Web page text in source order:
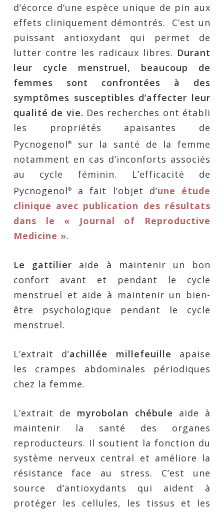
d’écorce d’une espèce unique de pin aux
effets cliniquement démontrés. C’est un
puissant antioxydant qui permet de
lutter contre les radicaux libres. Durant
leur cycle menstruel, beaucoup de
femmes sont confrontées à des
symptômes susceptibles d’affecter leur
qualité de vie. Des recherches ont établi
les propriétés apaisantes de
Pycnogenol®
sur la santé de la femme
notamment en cas d’inconforts associés
au cycle féminin. L’efficacité de
Pycnogenol® a fait l’objet d’une étude
clinique avec publication des résultats
dans le « Journal of Reproductive
Medicine ».
Le gattilier aide à maintenir un bon
confort avant et pendant le cycle
menstruel et aide à maintenir un bien-
être psychologique pendant le cycle
menstruel.
L’extrait d’achillée millefeuille apaise
les crampes abdominales périodiques
chez la femme.
L’extrait de myrobolan chébule aide à
maintenir la santé des organes
reproducteurs. Il soutient la fonction du
système nerveux central et améliore la
résistance face au stress. C’est une
source d’antioxydants qui aident à
protéger les cellules, les tissus et les